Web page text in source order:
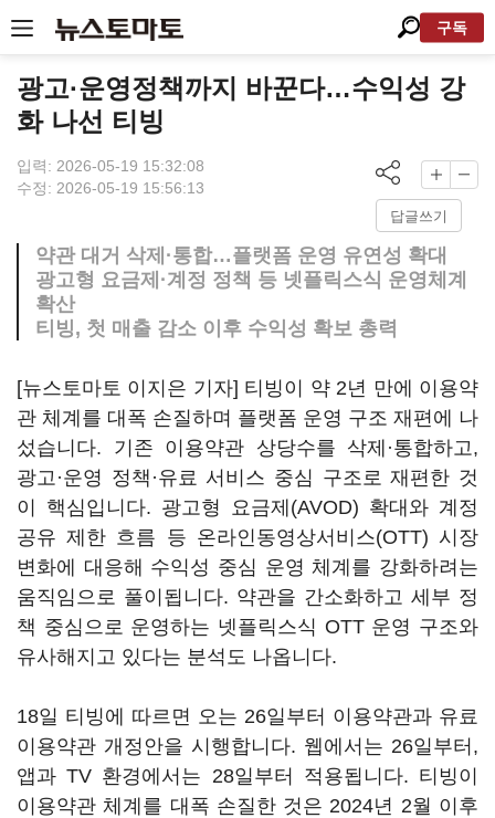
구독
광고·운영정책까지 바꾼다…수익성 강
화 나선 티빙
입력: 2026-05-19 15:32:08
수정: 2026-05-19 15:56:13
답글쓰기
약관 대거 삭제·통합…플랫폼 운영 유연성 확대
광고형 요금제·계정 정책 등 넷플릭스식 운영체계
확산
티빙, 첫 매출 감소 이후 수익성 확보 총력
[뉴스토마토 이지은 기자] 티빙이 약 2년 만에 이용약
관 체계를 대폭 손질하며 플랫폼 운영 구조 재편에 나
섰습니다. 기존 이용약관 상당수를 삭제·통합하고,
광고·운영 정책·유료 서비스 중심 구조로 재편한 것
이 핵심입니다. 광고형 요금제(AVOD) 확대와 계정
공유 제한 흐름 등 온라인동영상서비스(OTT) 시장
변화에 대응해 수익성 중심 운영 체계를 강화하려는
움직임으로 풀이됩니다. 약관을 간소화하고 세부 정
책 중심으로 운영하는 넷플릭스식 OTT 운영 구조와
유사해지고 있다는 분석도 나옵니다.
18일 티빙에 따르면 오는 26일부터 이용약관과 유료
이용약관 개정안을 시행합니다. 웹에서는 26일부터,
앱과 TV 환경에서는 28일부터 적용됩니다. 티빙이
이용약관 체계를 대폭 손질한 것은 2024년 2월 이후